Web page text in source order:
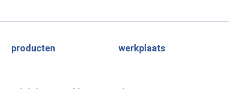
producten werkplaats